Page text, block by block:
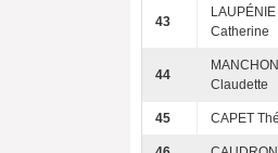
43
LAUPÉNIE
Catherine
44
MANCHON
Claudette
45 CAPET